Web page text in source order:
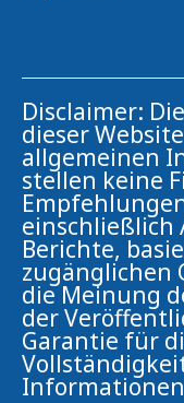
Disclaimer:
dieser
allgemeinen
stellen keine
einschließlich
Berichte,
zugänglichen
die Meinung
der
Garantie für